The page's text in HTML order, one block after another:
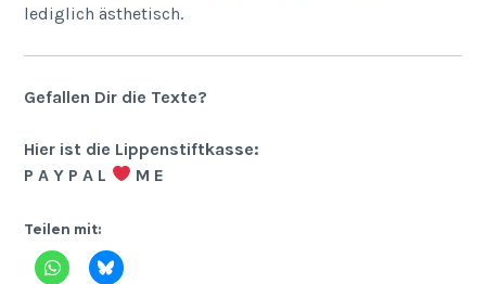
lediglich ästhetisch.
Gefallen Dir die Texte?
Hier ist die Lippenstiftkasse:
P A Y P A L
M E
Teilen mit: